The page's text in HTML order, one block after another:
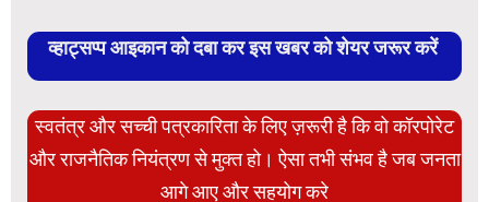
व्हाट्सप्प आइकान को दबा कर इस खबर को शेयर जरूर करें
स्वतंत्र और सच्ची पत्रकारिता के लिए ज़रूरी है कि वो कॉरपोरेट
और राजनैतिक नियंत्रण से मुक्त हो। ऐसा तभी संभव है जब जनता
आगे आए और सहयोग करे